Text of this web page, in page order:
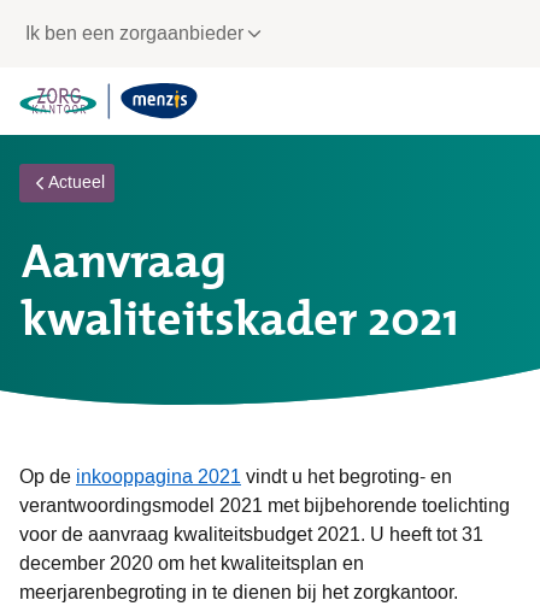
voor
navigatie
Ik ben een zorgaanbieder
Actueel
Aanvraag
kwaliteitskader 2021
Op de inkooppagina 2021vindt u het begroting- en
verantwoordingsmodel 2021 met bijbehorende toelichting
voor de aanvraag kwaliteitsbudget 2021. U heeft tot 31
december 2020 om het kwaliteitsplan en
meerjarenbegroting in te dienen bij het zorgkantoor.